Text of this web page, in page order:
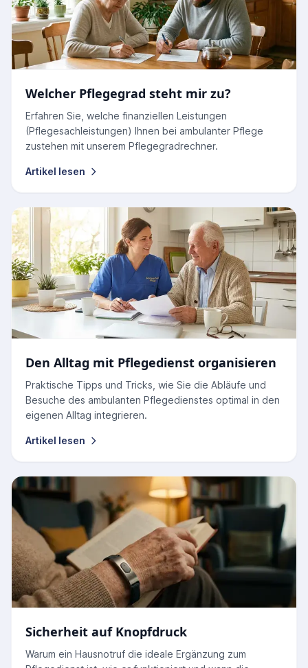
Welcher Pflegegrad steht mir zu?
Erfahren Sie, welche finanziellen Leistungen
(Pflegesachleistungen) Ihnen bei ambulanter Pflege
zustehen mit unserem Pflegegradrechner.
Artikel lesen
Den Alltag mit Pflegedienst organisieren
Praktische Tipps und Tricks, wie Sie die Abläufe und
Besuche des ambulanten Pflegedienstes optimal in den
eigenen Alltag integrieren.
Artikel lesen
Sicherheit auf Knopfdruck
Warum ein Hausnotruf die ideale Ergänzung zum